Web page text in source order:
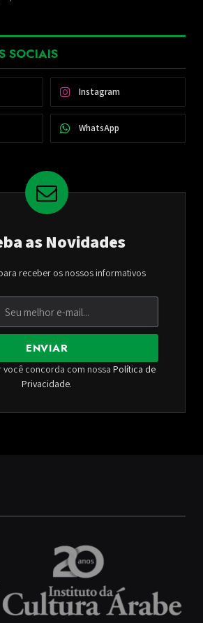
SOCIAIS
Instagram
WhatsApp
as Novidades
receber os nossos informativos
ENVIAR
você concorda com nossa Política de
Privacidade.